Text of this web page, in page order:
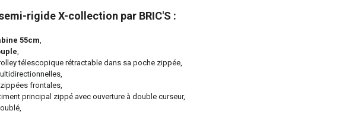
rigide X-collection par BRIC'S :
55cm,
,
télescopique rétractable dans sa poche zippée,
frontales,
principal zippé avec ouverture à double curseur,